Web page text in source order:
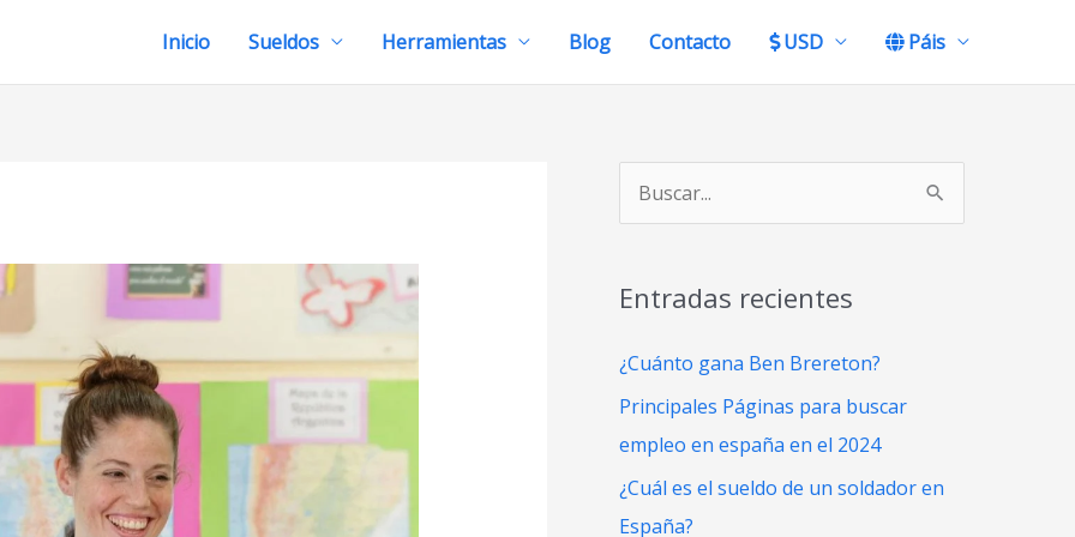
Inicio Sueldos Herramientas Blog Contacto USD Páis
c
r
Entradas recientes
¿Cuánto gana Ben Brereton?
Principales Páginas para buscar
empleo en españa en el 2024
¿Cuál es el sueldo de un soldador en
España?